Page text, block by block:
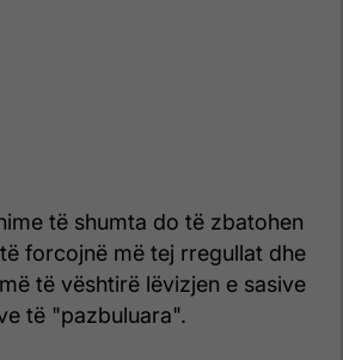
të shumta do të zbatohen
forcojnë më tej rregullat dhe
të vështirë lëvizjen e sasive
të "pazbuluara".